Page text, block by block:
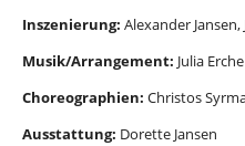
Inszenierung: Alexander Jansen,
Musik/Arrangement: Julia Erche
Choreographien: Christos
Ausstattung: Dorette Jansen